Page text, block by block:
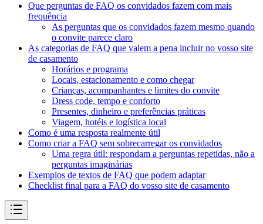
Que perguntas de FAQ os convidados fazem com mais
frequência
As perguntas que os convidados fazem mesmo quando
o convite parece claro
As categorias de FAQ que valem a pena incluir no vosso site
de casamento
Horários e programa
Locais, estacionamento e como chegar
Crianças, acompanhantes e limites do convite
Dress code, tempo e conforto
Presentes, dinheiro e preferências práticas
Viagem, hotéis e logística local
Como é uma resposta realmente útil
Como criar a FAQ sem sobrecarregar os convidados
Uma regra útil: respondam a perguntas repetidas, não a
perguntas imaginárias
Exemplos de textos de FAQ que podem adaptar
Checklist final para a FAQ do vosso site de casamento